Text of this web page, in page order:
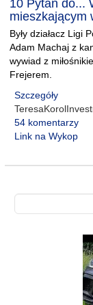
10 Pytań do...
mieszkającym
Były działacz Ligi
Adam Machaj z
wywiad z
Frejerem.
Szczegóły
54 komentarzy
Link na Wykop